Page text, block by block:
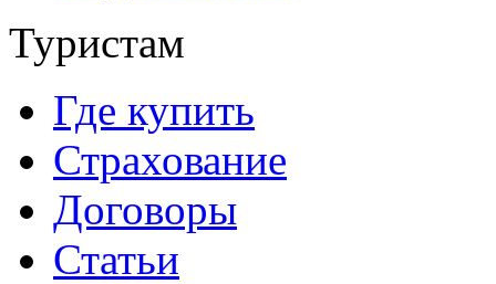
Туристам
Где купить
Страхование
Договоры
Статьи